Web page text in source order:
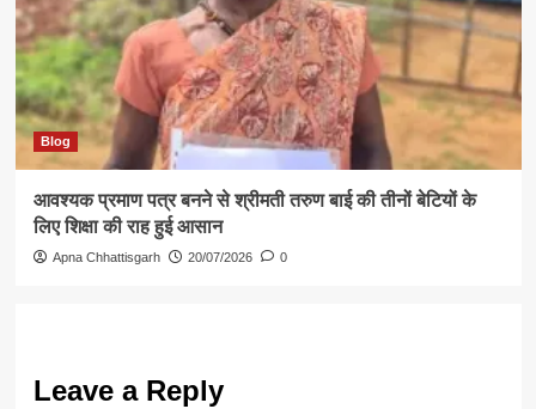
Blog
आवश्यक प्रमाण पत्र बनने से श्रीमती तरुण बाई की तीनों बेटियों के
लिए शिक्षा की राह हुई आसान
Apna Chhattisgarh 20/07/2026 0
Leave a Reply